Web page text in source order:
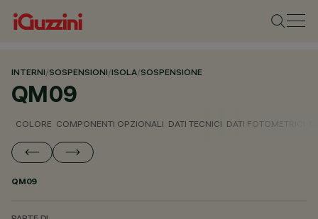
INTERNI/SOSPENSIONI/ISOLA/SOSPENSIONE
QM09
COLORE COMPONENTI OPZIONALI DATI TECNICI DATI FOTOMETRICI
QM09